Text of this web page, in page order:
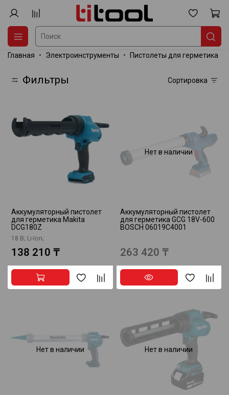
Главная Электроинструменты Пистолеты для герметика
Фильтры Сортировка
Аккумуляторный пистолет
для герметика Makita
DCG180Z
18 В; Li-Ion;
138 210 ₸
Нет в наличии
Аккумуляторный пистолет
для герметика GCG 18V-600
BOSCH 06019C4001
263 420 ₸
Нет в наличии Нет в наличии